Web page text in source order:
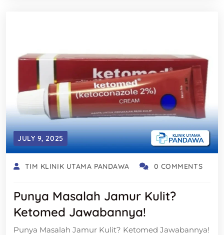
JULY 9, 2025
TIM KLINIK UTAMA PANDAWA 0 COMMENTS
Punya Masalah Jamur Kulit?
Ketomed Jawabannya!
Punya Masalah Jamur Kulit? Ketomed Jawabannya!